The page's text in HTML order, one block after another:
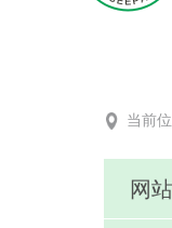
当前位
网